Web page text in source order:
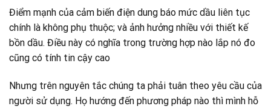
Điểm mạnh của cảm biến điện dung báo mức dầu liên tục
chính là không phụ thuộc; và ảnh hưởng nhiều với thiết kế
bồn dầu. Điều này có nghĩa trong trường hợp nào lắp nó đo
cũng có tính tin cậy cao
Nhưng trên nguyên tắc chúng ta phải tuân theo yêu cầu của
người sử dụng. Họ hướng đến phương pháp nào thì mình hỗ